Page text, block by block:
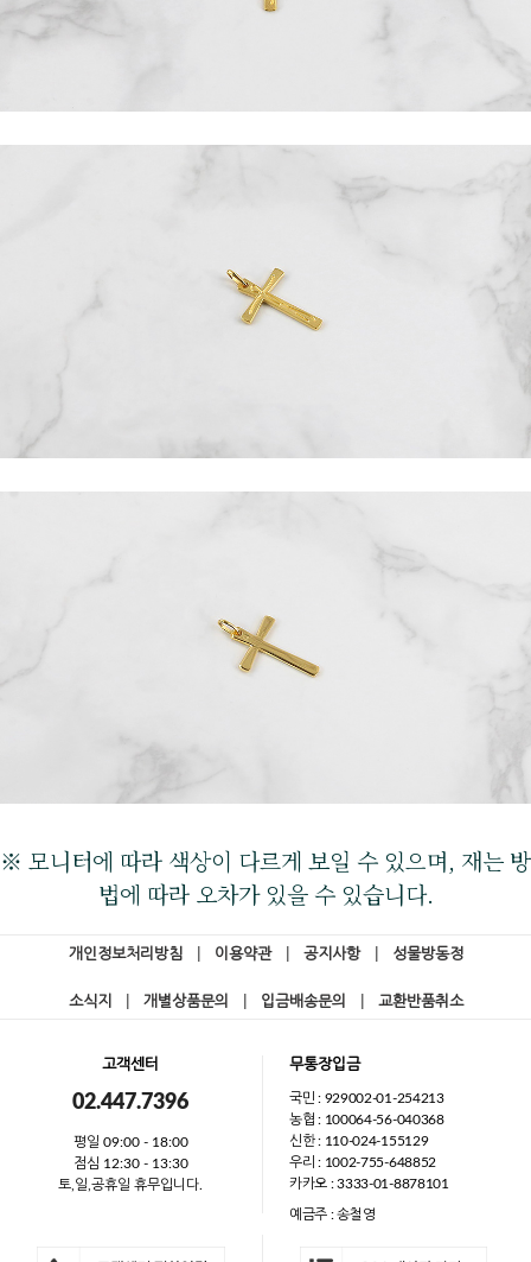
※ 모니터에 따라 색상이 다르게 보일 수 있으며, 재는 방
법에 따라 오차가 있을 수 있습니다.
개인정보처리방침 이용약관 공지사항 성물방동정
소식지 개별상품문의 입금배송문의 교환반품취소
고객센터
02.447.7396
평일 09:00 - 18:00
점심 12:30 - 13:30
토,일,공휴일 휴무입니다.
무통장입금
국민 : 929002-01-254213
농협 : 100064-56-040368
신한 : 110-024-155129
우리 : 1002-755-648852
카카오 : 3333-01-8878101
예금주 : 송철영